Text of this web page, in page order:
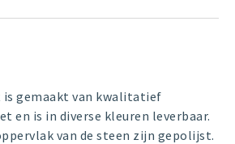
gemaakt van kwalitatief
en is in diverse kleuren leverbaar.
van de steen zijn gepolijst.